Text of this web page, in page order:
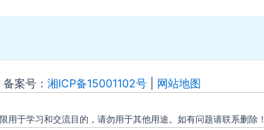
| 备案号： 湘ICP备15001102号 网站地图
用于学习和交流目的，请勿用于其他用途。如有问题请联系删除！